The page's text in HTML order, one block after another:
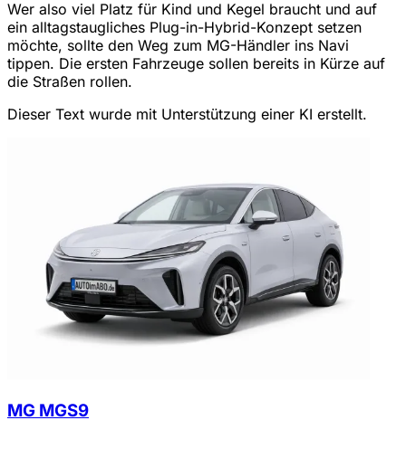
Wer also viel Platz für Kind und Kegel braucht und auf
ein alltagstaugliches Plug-in-Hybrid-Konzept setzen
möchte, sollte den Weg zum MG-Händler ins Navi
tippen. Die ersten Fahrzeuge sollen bereits in Kürze auf
die Straßen rollen.
Dieser Text wurde mit Unterstützung einer KI erstellt.
MG MGS9